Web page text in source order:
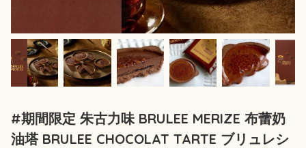
#期間限定 朱古力味 BRULEE MERIZE 布蕾奶
油塔 BRULEE CHOCOLAT TARTE ブリュレシ